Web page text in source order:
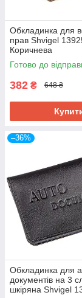
Обкладинка для
прав Shvigel
Коричнева
Готово до
382 ₴ 648 ₴
–36%
Обкладинка для
документів на 3
шкіряна Shvigel